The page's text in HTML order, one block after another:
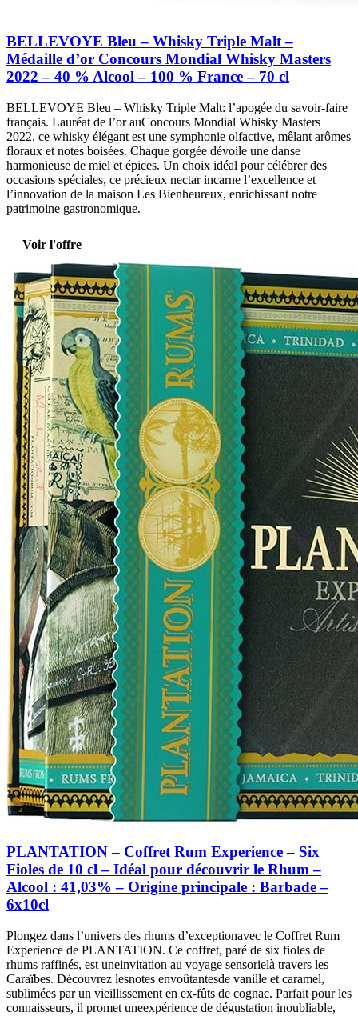
BELLEVOYE Bleu – Whisky Triple Malt –
Médaille d’or Concours Mondial Whisky Masters
2022 – 40 % Alcool – 100 % France – 70 cl
BELLEVOYE Bleu – Whisky Triple Malt: l’apogée du savoir-faire
français. Lauréat de l’or auConcours Mondial Whisky Masters
2022, ce whisky élégant est une symphonie olfactive, mêlant arômes
floraux et notes boisées. Chaque gorgée dévoile une danse
harmonieuse de miel et épices. Un choix idéal pour célébrer des
occasions spéciales, ce précieux nectar incarne l’excellence et
l’innovation de la maison Les Bienheureux, enrichissant notre
patrimoine gastronomique.
Voir l'offre
PLANTATION – Coffret Rum Experience – Six
Fioles de 10 cl – Idéal pour découvrir le Rhum –
Alcool : 41,03% – Origine principale : Barbade –
6x10cl
Plongez dans l’univers des rhums d’exceptionavec le Coffret Rum
Experience de PLANTATION. Ce coffret, paré de six fioles de
rhums raffinés, est uneinvitation au voyage sensorielà travers les
Caraïbes. Découvrez lesnotes envoûtantesde vanille et caramel,
sublimées par un vieillissement en ex-fûts de cognac. Parfait pour les
connaisseurs, il promet uneexpérience de dégustation inoubliable,